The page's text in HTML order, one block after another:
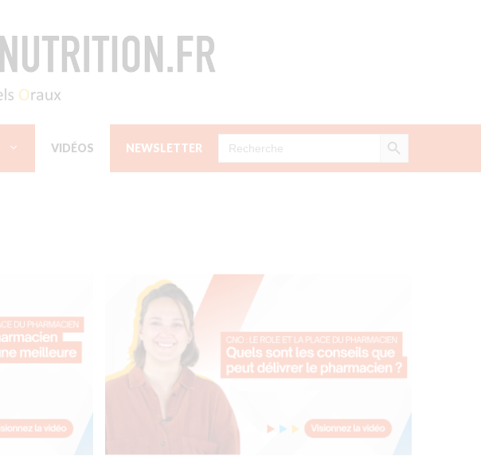
VIDÉOS NEWSLETTER
Search
for:
Search Button